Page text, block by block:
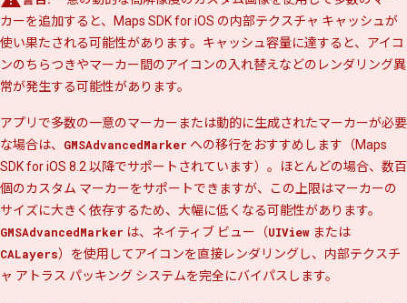
カーを追加すると、Maps SDK for iOS の内部テクスチャ キャッシュが
使い果たされる可能性があります。キャッシュ容量に達すると、アイコ
ンのちらつきやマーカー間のアイコンの入れ替えなどのレンダリング異
常が発生する可能性があります。
アプリで多数の一意のマーカーまたは動的に生成されたマーカーが必要
な場合は、 GMSAdvancedMarker への移行をおすすめします（Maps
SDK for iOS 8.2 以降でサポートされています）。ほとんどの場合、数百
個のカスタム マーカーをサポートできますが、この上限はマーカーの
サイズに大きく依存するため、大幅に低くなる可能性があります。
GMSAdvancedMarker は、ネイティブ ビュー（UIView または
CALayers）を使用してアイコンを直接レンダリングし、内部テクスチ
ャ アトラス パッキング システムを完全にバイパスします。